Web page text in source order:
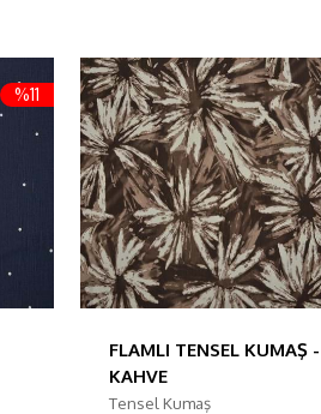
%11
FLAMLI TENSEL KUMAŞ -
KAHVE
Tensel Kumaş